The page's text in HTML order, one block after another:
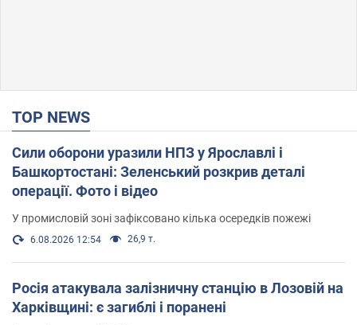
TOP NEWS
Сили оборони уразили НПЗ у Ярославлі і
Башкортостані: Зеленський розкрив деталі
операції. Фото і відео
У промисловій зоні зафіксовано кілька осередків пожежі
6.08.2026 12:54 26,9 т.
Росія атакувала залізничну станцію в Лозовій на
Харківщині: є загиблі і поранені